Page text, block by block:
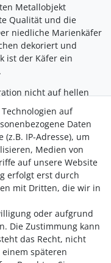
Metallobjekt
Qualität und die
niedliche Marienkäfer
dekoriert und
ist der Käfer ein
nicht auf hellen
Ebenso kann es
etc. kommen.
auf
Daten
IP-Adresse), um
Medien von
auf unsere Website
erfolgt erst durch
mit Dritten, die wir in
oder aufgrund
Die Zustimmung kann
das Recht, nicht
späteren